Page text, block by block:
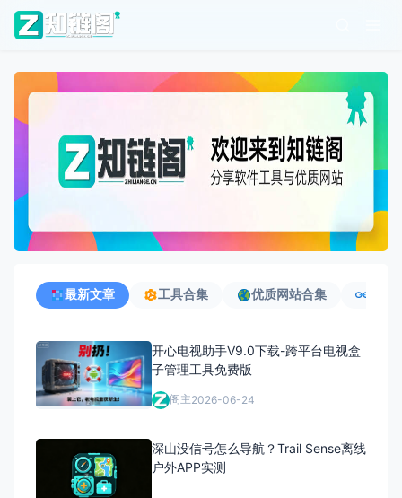
最新文章 工具合集 优质网站合集
开心电视助手V9.0下载-跨平台电视盒
子管理工具免费版
阁主2026-06-24
深山没信号怎么导航？Trail Sense离线
户外APP实测